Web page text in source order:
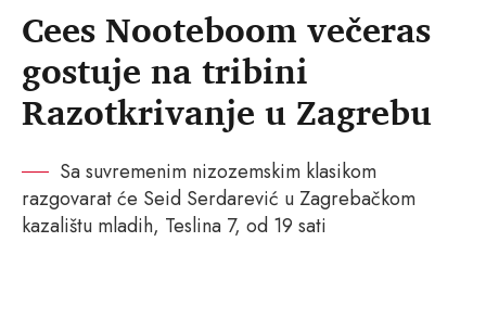
Cees Nooteboom večeras
gostuje na tribini
Razotkrivanje u Zagrebu
Sa suvremenim nizozemskim klasikom
razgovarat će Seid Serdarević u Zagrebačkom
kazalištu mladih, Teslina 7, od 19 sati